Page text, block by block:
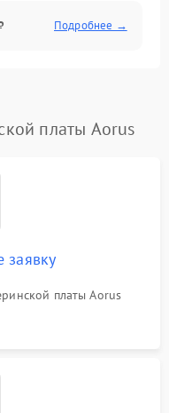
Подробнее →
платы Aorus
заявку
платы Aorus